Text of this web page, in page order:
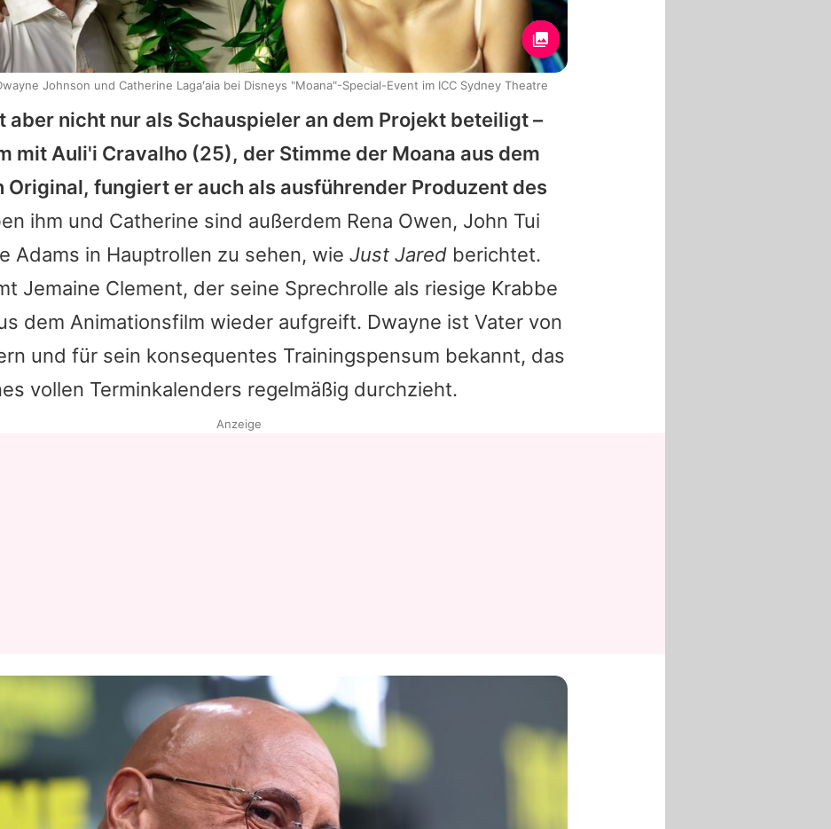
aber nicht nur als Schauspieler an dem Projekt beteiligt –
mit Auli'i Cravalho (25), der Stimme der Moana aus dem
Original, fungiert er auch als ausführender Produzent des
ihm und Catherine sind außerdem Rena Owen, John Tui
Adams in Hauptrollen zu sehen, wie Just Jared berichtet.
Jemaine Clement, der seine Sprechrolle als riesige Krabbe
dem Animationsfilm wieder aufgreift. Dwayne ist Vater von
und für sein konsequentes Trainingspensum bekannt, das
vollen Terminkalenders regelmäßig durchzieht.
Johnson und Catherine Lagaʻaia bei Disneys "Moana"-Special-Event im ICC Sydney Theatre
Anzeige